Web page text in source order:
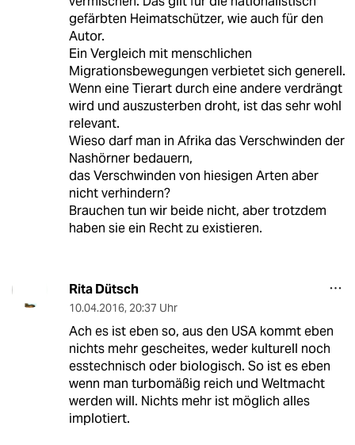
gefärbten Heimatschützer, wie auch für den
Autor.
Ein Vergleich mit menschlichen
Migrationsbewegungen verbietet sich generell.
Wenn eine Tierart durch eine andere verdrängt
wird und auszusterben droht, ist das sehr wohl
relevant.
Wieso darf man in Afrika das Verschwinden der
Nashörner bedauern,
das Verschwinden von hiesigen Arten aber
nicht verhindern?
Brauchen tun wir beide nicht, aber trotzdem
haben sie ein Recht zu existieren.
Rita Dütsch
10.04.2016, 20:37 Uhr
Ach es ist eben so, aus den USA kommt eben
nichts mehr gescheites, weder kulturell noch
esstechnisch oder biologisch. So ist es eben
wenn man turbomäßig reich und Weltmacht
werden will. Nichts mehr ist möglich alles
implotiert.